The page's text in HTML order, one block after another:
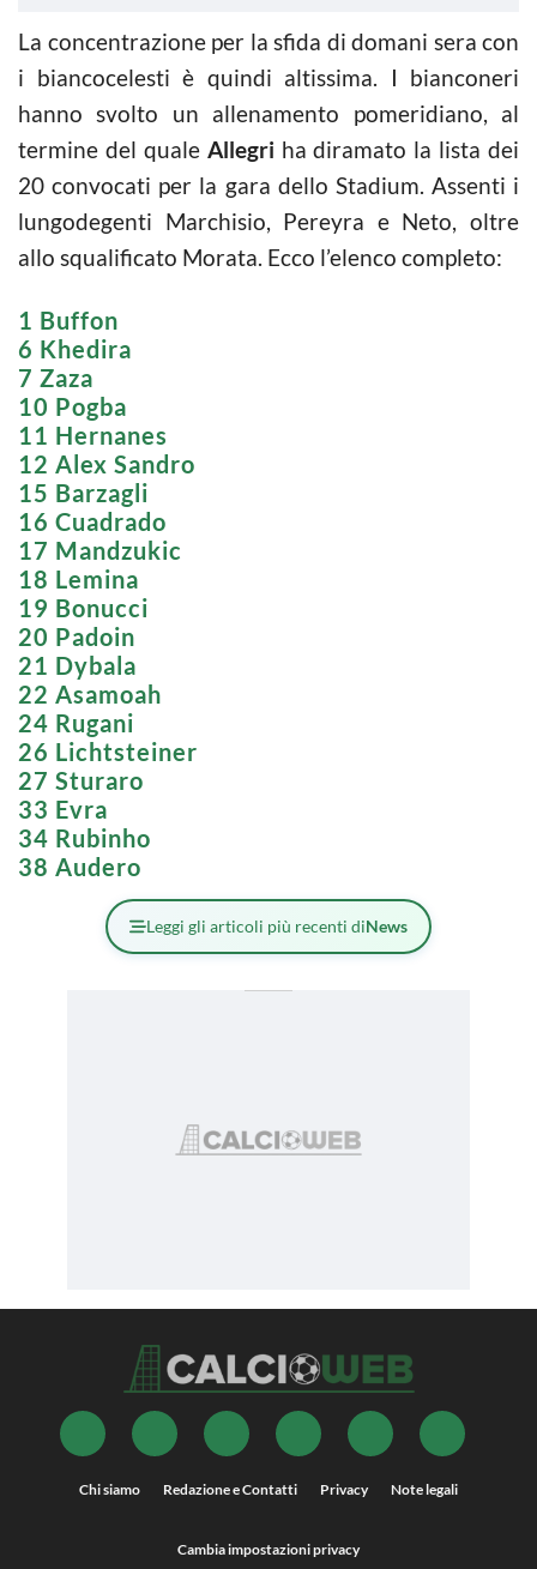
La concentrazione per la sfida di domani sera con
i biancocelesti è quindi altissima. I bianconeri
hanno svolto un allenamento pomeridiano, al
termine del quale Allegri ha diramato la lista dei
20 convocati per la gara dello Stadium. Assenti i
lungodegenti Marchisio, Pereyra e Neto, oltre
allo squalificato Morata. Ecco l’elenco completo:
1 Buffon
6 Khedira
7 Zaza
10 Pogba
11 Hernanes
12 Alex Sandro
15 Barzagli
16 Cuadrado
17 Mandzukic
18 Lemina
19 Bonucci
20 Padoin
21 Dybala
22 Asamoah
24 Rugani
26 Lichtsteiner
27 Sturaro
33 Evra
34 Rubinho
38 Audero
Leggi gli articoli più recenti diNews
Chi siamo Redazione e Contatti Privacy Note legali
Cambia impostazioni privacy